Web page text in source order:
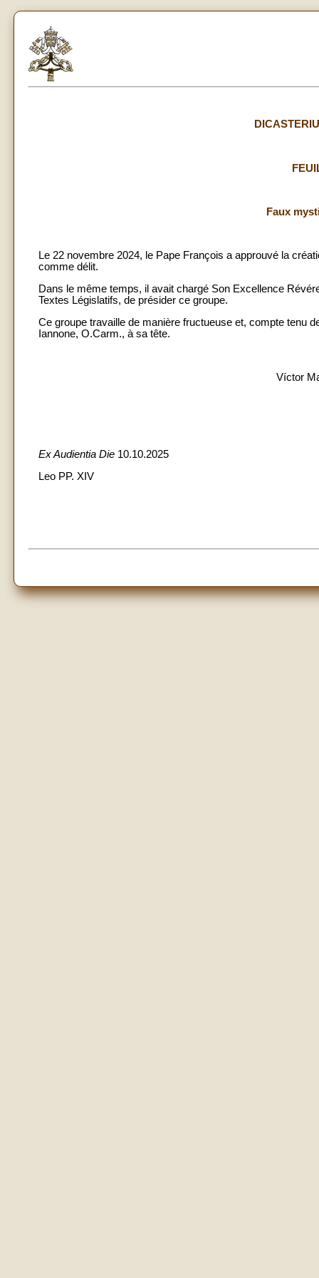
Faux
Le 22 novembre 2024, le Pape François a approuvé la
comme délit.
Dans le même temps, il avait chargé Son Excellence
Textes Législatifs, de présider ce groupe.
Ce groupe travaille de manière fructueuse et, compte tenu
Iannone, O.Carm., à sa tête.
Víctor
Ex Audientia Die 10.10.2025
Leo PP. XIV